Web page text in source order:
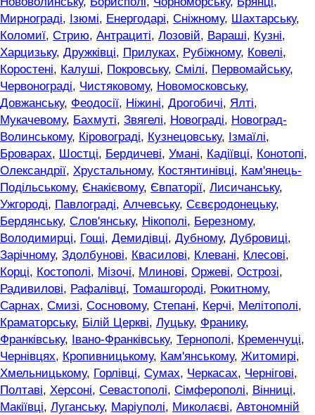
Мирнограді, Ізюмі, Енергодарі, Сніжному, Шахтарську,
Коломиї, Стрию, Антрациті, Лозовій, Вараші, Кузні,
Харцизьку, Дружківці, Прилуках, Рубіжному, Ковелі,
Коростені, Калуші, Покровську, Смілі, Первомайську,
Червонограді, Чистяковому, Новомосковську,
Довжанську, Феодосії, Ніжині, Дрогобичі, Ялті,
Мукачевому, Бахмуті, Звягелі, Новограді, Новоград-
Волинському, Кіровограді, Кузнецовську, Ізмаїлі,
Броварах, Шостці, Бердичеві, Умані, Кадіївці, Конотопі,
Олександрії, Хрустальному, Костянтинівці, Кам'янець-
Подільському, Єнакієвому, Євпаторії, Лисичанську,
Ужгороді, Павлограді, Алчевську, Сєвєродонецьку,
Бердянську, Слов'янську, Нікополі, Березному,
Володимирці, Гощі, Демидівці, Дубному, Дубровиці,
Зарічному, Здолбунові, Квасилові, Клевані, Клесові,
Корці, Костополі, Мізочі, Млинові, Оржеві, Острозі,
Радивилові, Рафалівці, Томашгороді, Рокитному,
Сарнах, Смизі, Сосновому, Степані, Керчі, Мелітополі,
Краматорську, Білій Церкві, Луцьку, Франику,
Франківську, Івано-Франківську, Тернополі, Кременчуці,
Чернівцях, Кропивницькому, Кам'янському, Житомирі,
Хмельницькому, Горлівці, Сумах, Черкасах, Чернігові,
Полтаві, Херсоні, Севастополі, Сімферополі, Вінниці,
Макіївці, Луганську, Маріуполі, Миколаєві, Автономній